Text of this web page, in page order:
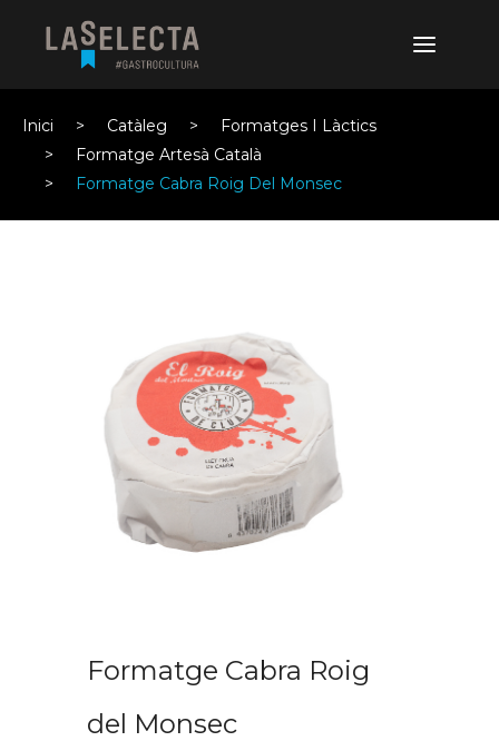
Inici Catàleg
Formatges I Làctics
Formatge Artesà Català
Formatge Cabra Roig Del Monsec
Formatge Cabra Roig
del Monsec